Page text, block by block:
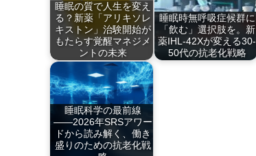
睡眠の質で人生を変え
る？新薬「アリキソレ
キストン」治験開始が
もたらす覚醒マネジメ
ントの未来
30代から50代にこ…
睡眠時無呼吸症候群に
「飲む」選択肢を。新
薬IHL-42Xが変える30-
50代の抗老化戦略
睡眠科学の最前線
――2026年SRSアワー
ドから読み解く、働き
盛りのための抗老化戦